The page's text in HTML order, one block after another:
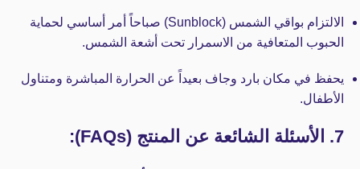
الالتزام بواقي الشمس (Sunblock) صباحاً أمر أساسي لحماية
الحبوب المتعافية من الاسمرار تحت أشعة الشمس.
يحفظ في مكان بارد وجاف بعيداً عن الحرارة المباشرة ومتناول
الأطفال.
7. الأسئلة الشائعة عن المنتج (FAQs):